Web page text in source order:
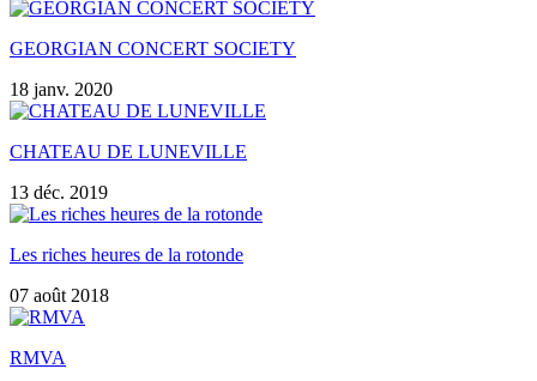
GEORGIAN CONCERT SOCIETY
18 janv. 2020
CHATEAU DE LUNEVILLE
13 déc. 2019
Les riches heures de la rotonde
07 août 2018
RMVA